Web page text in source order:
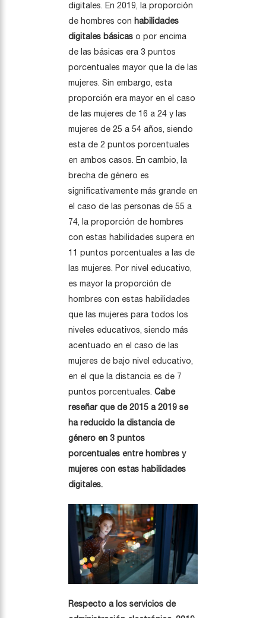
digitales. En 2019, la proporción
de hombres con habilidades
digitales básicas o por encima
de las básicas era 3 puntos
porcentuales mayor que la de las
mujeres. Sin embargo, esta
proporción era mayor en el caso
de las mujeres de 16 a 24 y las
mujeres de 25 a 54 años, siendo
esta de 2 puntos porcentuales
en ambos casos. En cambio, la
brecha de género es
significativamente más grande en
el caso de las personas de 55 a
74, la proporción de hombres
con estas habilidades supera en
11 puntos porcentuales a las de
las mujeres. Por nivel educativo,
es mayor la proporción de
hombres con estas habilidades
que las mujeres para todos los
niveles educativos, siendo más
acentuado en el caso de las
mujeres de bajo nivel educativo,
en el que la distancia es de 7
puntos porcentuales. Cabe
reseñar que de 2015 a 2019 se
ha reducido la distancia de
género en 3 puntos
porcentuales entre hombres y
mujeres con estas habilidades
digitales.
Respecto a los servicios de